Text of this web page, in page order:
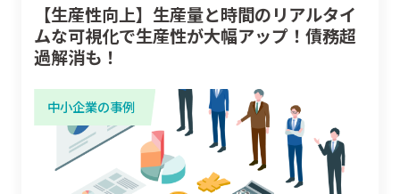
【生産性向上】生産量と時間のリアルタイ
ムな可視化で生産性が大幅アップ！債務超
過解消も！
中小企業の事例